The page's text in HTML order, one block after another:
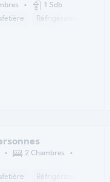
1 Sdb
Réfrigérateur
2 Chambres
Réfrigérateur